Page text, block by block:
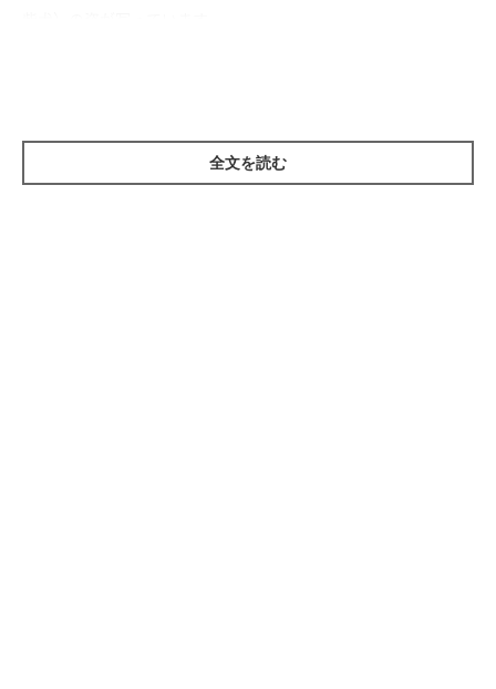
しまいますね。
全文を読む